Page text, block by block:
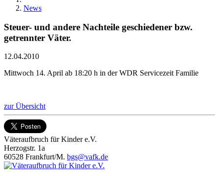
News
Steuer- und andere Nachteile geschiedener bzw.
getrennter Väter.
12.04.2010
Mittwoch 14. April ab 18:20 h in der WDR Servicezeit Familie
zur Übersicht
Väteraufbruch für Kinder e.V.
Herzogstr. 1a
60528 Frankfurt/M. bgs@vafk.de